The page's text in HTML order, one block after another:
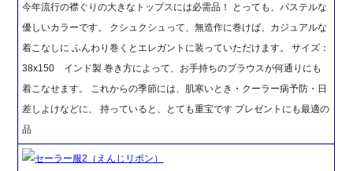
今年流行の襟ぐりの大きなトップスには必需品！ とっても、パステルな
優しいカラーです。 クシュクシュって、無造作に巻けば、カジュアルな
着こなしに ふんわり巻くとエレガントに装っていただけます。 サイズ：
38x150 インド製 巻き方によって、お手持ちのブラウスが何通りにも
着こなせます。 これからの季節には、肌寒いとき・クーラー病予防・日
差しよけなどに、 持っていると、とても重宝です プレゼントにも最適の
品
セーラー服2（えんじリボン）